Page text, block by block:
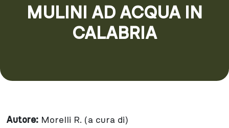
MULINI AD ACQUA IN
CALABRIA
Autore: Morelli R. (a cura di)